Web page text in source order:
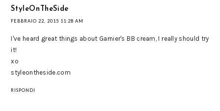
StyleOnTheSide
FEBBRAIO 22, 2015 11:28 AM
I've heard great things about Garnier's BB cream, I really should try
it!
xo
styleontheside.com
RISPONDI